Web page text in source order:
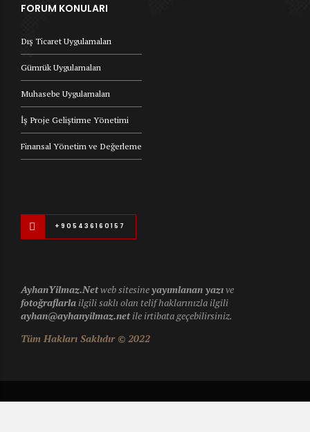
FORUM KONULARI
Dış Ticaret Uygulamaları
Gümrük Uygulamaları
Muhasebe Uygulamaları
İş Proje Geliştirme Yönetimi
Finansal Yönetim ve Değerleme
+905436160157
AyhanYilmaz.Netweb sitesineyayımlanan yazıve
fotoğraflarla ilgili saklı olan telif haklarınızla ilgili
ayhan@ayhanyilmaz.netile irtibata geçebilirsiniz.
Tüm Hakları Saklıdır © 2022